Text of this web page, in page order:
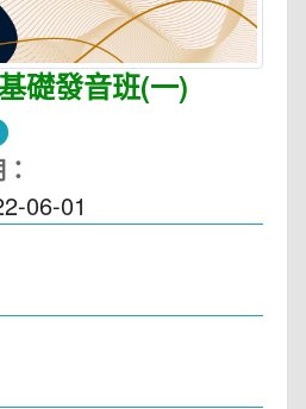
礎發音班(一)
06-01